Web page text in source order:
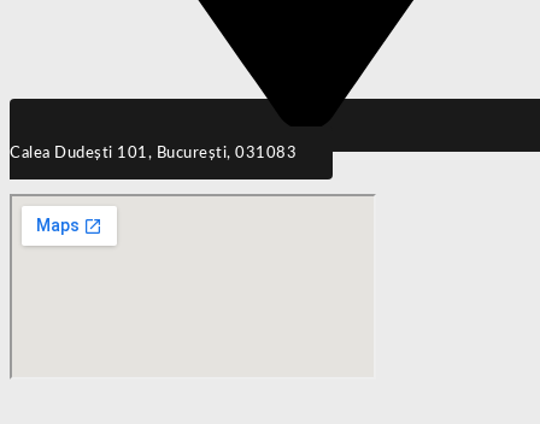
Calea Dudești 101, București, 031083